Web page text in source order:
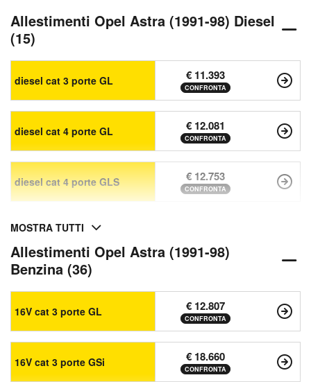
Allestimenti Opel Astra (1991-98) Diesel
(15)
diesel cat 3 porte GL € 11.393
CONFRONTA
diesel cat 4 porte GL € 12.081
CONFRONTA
diesel cat 4 porte GLS € 12.753
CONFRONTA
MOSTRA TUTTI
Allestimenti Opel Astra (1991-98)
Benzina (36)
16V cat 3 porte GL € 12.807
CONFRONTA
16V cat 3 porte GSi € 18.660
CONFRONTA